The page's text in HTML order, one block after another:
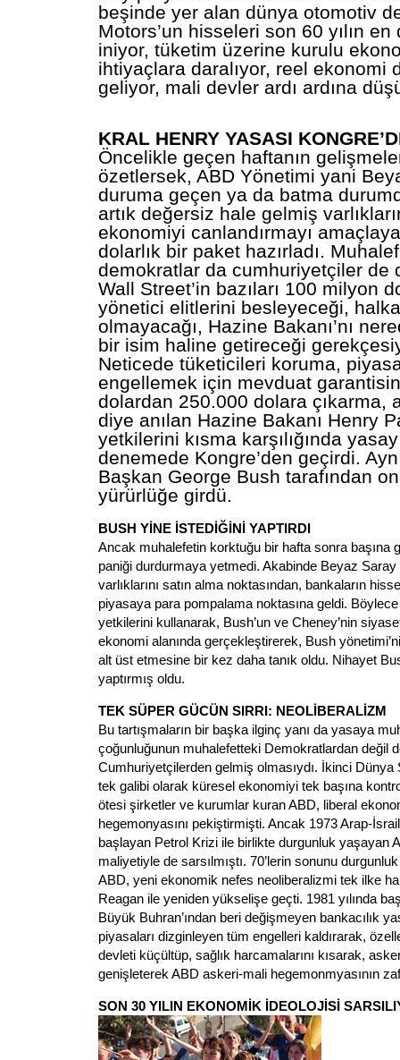
beşinde yer alan dünya otomotiv
Motors’un hisseleri son 60 yılın
iniyor, tüketim üzerine kurulu
ihtiyaçlara daralıyor, reel ekonomi
geliyor, mali devler ardı ardına
KRAL HENRY YASASI
Öncelikle geçen haftanın
özetlersek, ABD Yönetimi yani
duruma geçen ya da batma
artık değersiz hale gelmiş
ekonomiyi canlandırmayı
dolarlık bir paket hazırladı.
demokratlar da cumhuriyetçiler de
Wall Street’in bazıları 100 milyon
yönetici elitlerini besleyeceği, halka
olmayacağı, Hazine Bakanı’nı
bir isim haline getireceği
Neticede tüketicileri koruma,
engellemek için mevduat
dolardan 250.000 dolara çıkarma,
diye anılan Hazine Bakanı Henry
yetkilerini kısma karşılığında
denemede Kongre’den geçirdi.
Başkan George Bush tarafından
yürürlüğe girdü.
BUSH YİNE İSTEDİĞİNİ YAPTIRDI
Ancak muhalefetin korktuğu bir hafta sonra başına
paniği durdurmaya yetmedi. Akabinde Beyaz Saray
varlıklarını satın alma noktasından, bankaların
piyasaya para pompalama noktasına geldi.
yetkilerini kullanarak, Bush’un ve Cheney’nin siyaset
ekonomi alanında gerçekleştirerek, Bush
alt üst etmesine bir kez daha tanık oldu. Nihayet
yaptırmış oldu.
TEK SÜPER GÜCÜN SIRRI: NEOLİBERALİZM
Bu tartışmaların bir başka ilginç yanı da yasaya
çoğunluğunun muhalefetteki Demokratlardan değil
Cumhuriyetçilerden gelmiş olmasıydı. İkinci Dünya
tek galibi olarak küresel ekonomiyi tek başına
ötesi şirketler ve kurumlar kuran ABD, liberal
hegemonyasını pekiştirmişti. Ancak 1973 Arap-
başlayan Petrol Krizi ile birlikte durgunluk yaşayan
maliyetiyle de sarsılmıştı. 70’lerin sonunu
ABD, yeni ekonomik nefes neoliberalizmi tek ilke
Reagan ile yeniden yükselişe geçti. 1981 yılında
Büyük Buhran’ından beri değişmeyen bankacılık
piyasaları dizginleyen tüm engelleri kaldırarak,
devleti küçültüp, sağlık harcamalarını kısarak,
genişleterek ABD askeri-mali hegemonmyasının
SON 30 YILIN EKONOMİK İDEOLOJİSİ